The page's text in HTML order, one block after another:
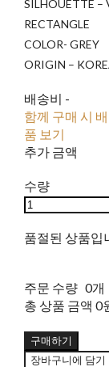
SILHOUETTE –
RECTANGLE
COLOR- GREY
ORIGIN –
배송비 -
함께 구매 시
품 보기
추가 금액
수량
품절된 상품입
주문 수량 0개
총 상품 금액 0
구매하기
장바구니에 담기